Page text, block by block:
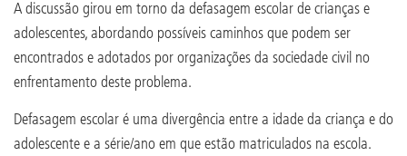
A discussão girou em torno da defasagem escolar de crianças e
adolescentes, abordando possíveis caminhos que podem ser
encontrados e adotados por organizações da sociedade civil no
enfrentamento deste problema.
Defasagem escolar é uma divergência entre a idade da criança e do
adolescente e a série/ano em que estão matriculados na escola.